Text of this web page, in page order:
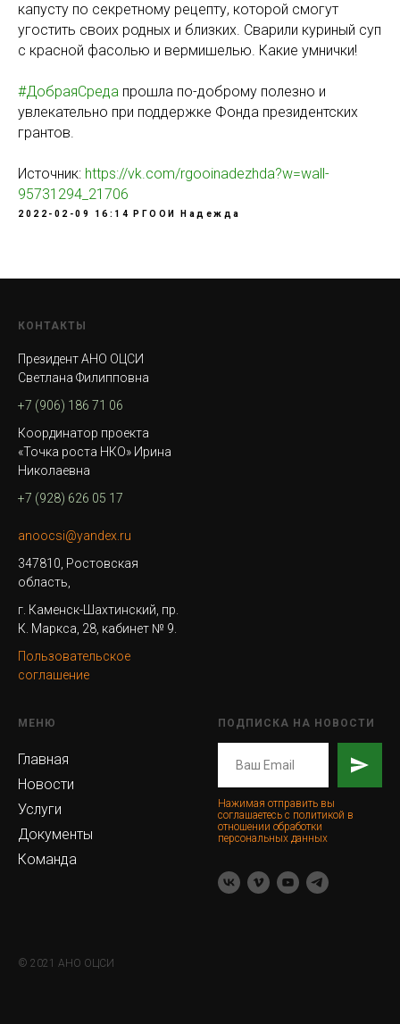
капусту по секретному рецепту, которой смогут
угостить своих родных и близких. Сварили куриный суп
с красной фасолью и вермишелью. Какие умнички!
#ДобраяСреда прошла по-доброму полезно и
увлекательно при поддержке Фонда президентских
грантов.
Источник: https://vk.com/rgooinadezhda?w=wall-
95731294_21706
2022-02-09 16:14 РГООИ Надежда
КОНТАКТЫ
Президент АНО ОЦСИ
Светлана Филипповна
+7 (906) 186 71 06
Координатор проекта
«Точка роста НКО» Ирина
Николаевна
+7 (928) 626 05 17
anoocsi@yandex.ru
347810, Ростовская
область,
г. Каменск-Шахтинский, пр.
К. Маркса, 28, кабинет № 9.
Пользовательское
соглашение
МЕНЮ
Главная
Новости
Услуги
Документы
Команда
ПОДПИСКА НА НОВОСТИ
Нажимая отправить вы
соглашаетесь с политикой в
отношении обработки
персональных данных
© 2021 АНО ОЦСИ